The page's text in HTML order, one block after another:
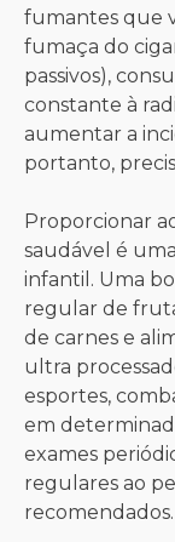
fumantes que
fumaça do
passivos),
constante à
aumentar a
portanto,
Proporcionar
saudável é
infantil. Uma
regular de
de carnes e
ultra
esportes,
em
exames
regulares ao
recomendados.